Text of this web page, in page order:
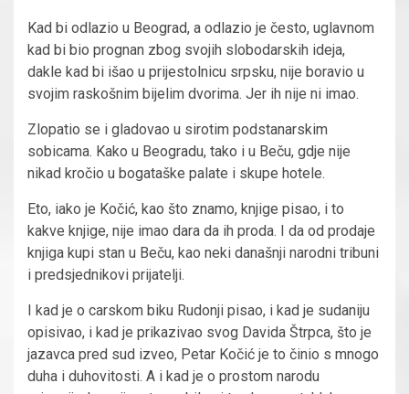
Kad bi odlazio u Beograd, a odlazio je često, uglavnom
kad bi bio prognan zbog svojih slobodarskih ideja,
dakle kad bi išao u prijestolnicu srpsku, nije boravio u
svojim raskošnim bijelim dvorima. Jer ih nije ni imao.
Zlopatio se i gladovao u sirotim podstanarskim
sobicama. Kako u Beogradu, tako i u Beču, gdje nije
nikad kročio u bogataške palate i skupe hotele.
Eto, iako je Kočić, kao što znamo, knjige pisao, i to
kakve knjige, nije imao dara da ih proda. I da od prodaje
knjiga kupi stan u Beču, kao neki današnji narodni tribuni
i predsjednikovi prijatelji.
I kad je o carskom biku Rudonji pisao, i kad je sudaniju
opisivao, i kad je prikazivao svog Davida Štrpca, što je
jazavca pred sud izveo, Petar Kočić je to činio s mnogo
duha i duhovitosti. A i kad je o prostom narodu